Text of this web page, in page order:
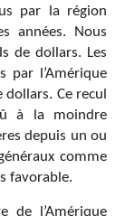
par la région
années. Nous
de dollars. Les
par l’Amérique
Ce recul
à la moindre
depuis un ou
comme
favorable.
de l’Amérique